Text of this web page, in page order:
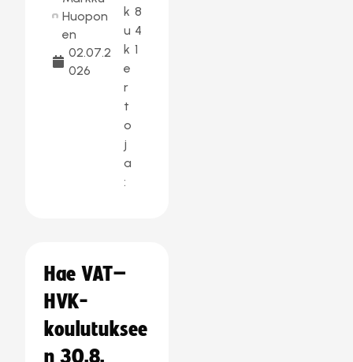
Huopon
en
02.07.2
026
k
u
k
e
r
t
o
j
a
:
8
4
1
Hae VAT–
HVK-
koulutuksee
n 30.8.